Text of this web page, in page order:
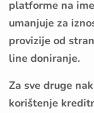
platforme na
umanjuje za
provizije od
line doniranje.
Za sve druge
korištenje